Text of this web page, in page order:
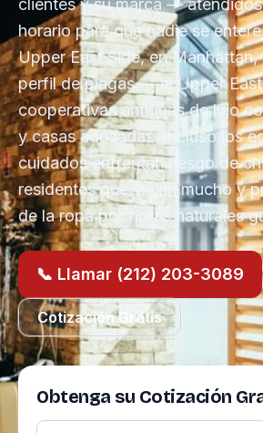
clientes y su marca —
horario para que nadie se
Upper East Side, en
perfil de plagas — el Upper
cooperativas antiguas de lujo
y casas adosadas. Incluso los
cuidados enfrentan riesgo de
residentes que viajan mucho y
de la ropa por fibras naturales
📞 Llamar (212) 203-3089
Cotización Gratis
Obtenga su Cotización